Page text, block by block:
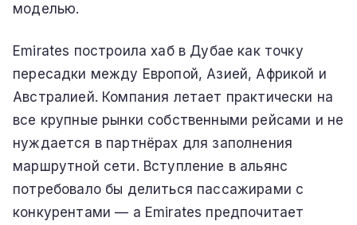
моделью.
Emirates построила хаб в Дубае как точку
пересадки между Европой, Азией, Африкой и
Австралией. Компания летает практически на
все крупные рынки собственными рейсами и не
нуждается в партнёрах для заполнения
маршрутной сети. Вступление в альянс
потребовало бы делиться пассажирами с
конкурентами — а Emirates предпочитает